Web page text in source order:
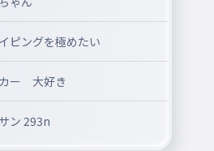
ピングを極めたい
ー 大好き
ン 293n